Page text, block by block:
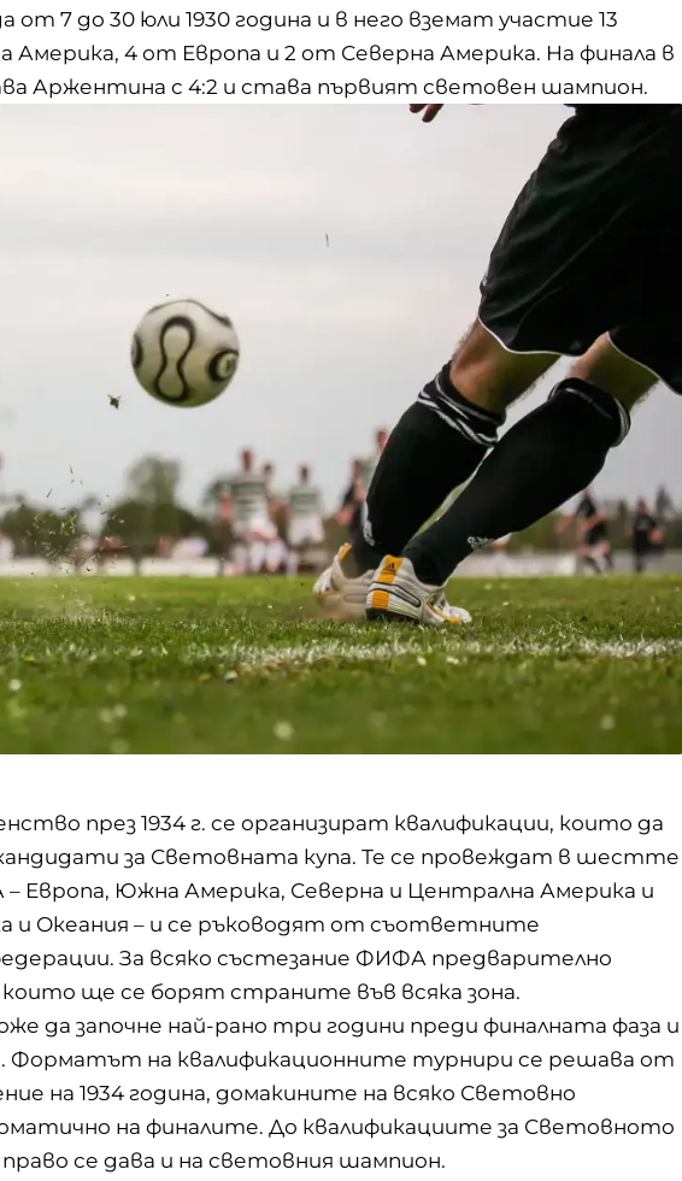
от 7 до 30 юли 1930 година и в него вземат участие 13
4 от Европа и 2 от Северна Америка. На финала в
Аржентина с 4:2 и става първият световен шампион.
през 1934 г. се организират квалификации, които да
за Световната купа. Те се провеждат в шестте
Европа, Южна Америка, Северна и Централна Америка и
и Океания – и се ръководят от съответните
За всяко състезание ФИФА предварително
ще се борят страните във всяка зона.
да започне най-рано три години преди финалната фаза и
Форматът на квалификационните турнири се решава от
на 1934 година, домакините на всяко Световно
на финалите. До квалификациите за Световното
се дава и на световния шампион.